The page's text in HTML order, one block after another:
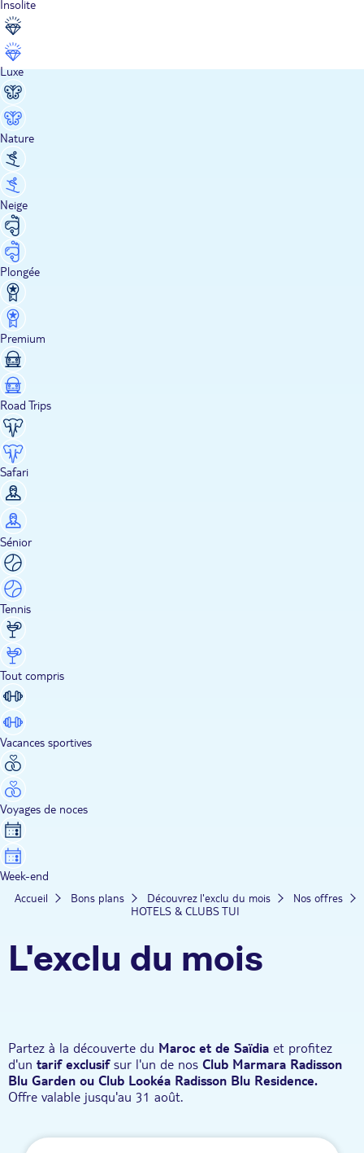
Insolite
Luxe
Nature
Neige
Plongée
Premium
Road Trips
Safari
Sénior
Tennis
Tout compris
Vacances sportives
Voyages de noces
Week-end
Accueil Bons plans Découvrez l'exclu du mois
Nos offres
HOTELS & CLUBS TUI
L'exclu du mois
Partez à la découverte du Maroc et de Saïdia et profitez
d'un tarif exclusifsur l'un de nos Club Marmara Radisson
Blu Garden ou Club Lookéa Radisson Blu Residence.
Offre valable jusqu'au 31 août.